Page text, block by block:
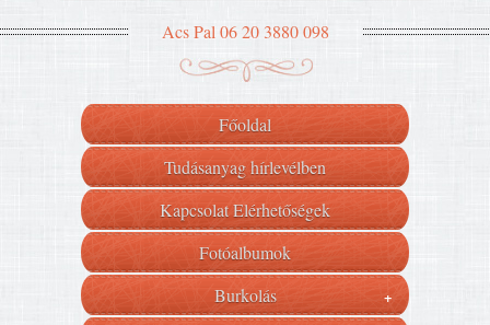
Acs Pal 06 20 3880 098
Főoldal
Tudásanyag hírlevélben
Kapcsolat Elérhetőségek
Fotóalbumok
Burkolás
+